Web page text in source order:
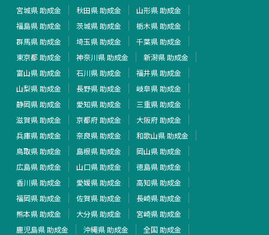
宮城県 助成金
秋田県 助成金
山形県 助成金
福島県 助成金
茨城県 助成金
栃木県 助成金
群馬県 助成金
埼玉県 助成金
千葉県 助成金
東京都 助成金
神奈川県 助成金
新潟県 助成金
富山県 助成金
石川県 助成金
福井県 助成金
山梨県 助成金
長野県 助成金
岐阜県 助成金
静岡県 助成金
愛知県 助成金
三重県 助成金
滋賀県 助成金
京都府 助成金
大阪府 助成金
兵庫県 助成金
奈良県 助成金
和歌山県 助成金
鳥取県 助成金
島根県 助成金
岡山県 助成金
広島県 助成金
山口県 助成金
徳島県 助成金
香川県 助成金
愛媛県 助成金
高知県 助成金
福岡県 助成金
佐賀県 助成金
長崎県 助成金
熊本県 助成金
大分県 助成金
宮崎県 助成金
鹿児島県 助成金
沖縄県 助成金
全国 助成金